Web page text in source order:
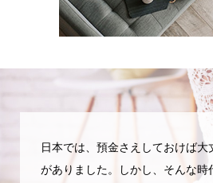
日本では、預金さえしておけば
がありました。しかし、そんな時